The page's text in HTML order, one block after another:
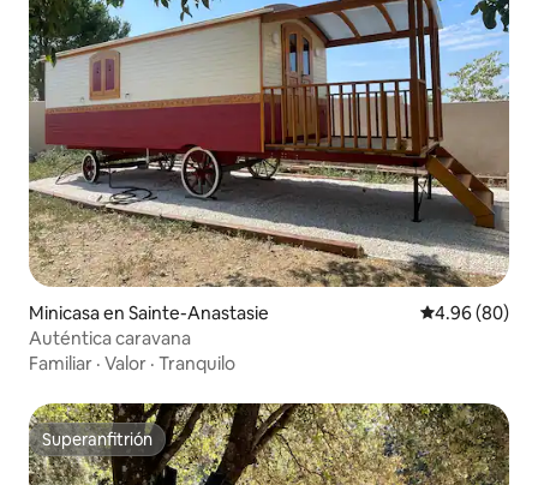
Minicasa en Sainte-Anastasie Calificación
4.96 (80)
Auténtica caravana
Familiar · Valor · Tranquilo
Superanfitrión
Superanfitrión